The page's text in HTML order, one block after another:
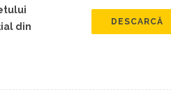
din
DESCARCĂ